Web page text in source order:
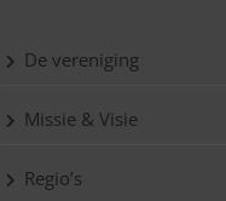
De vereniging
Missie & Visie
Regio’s